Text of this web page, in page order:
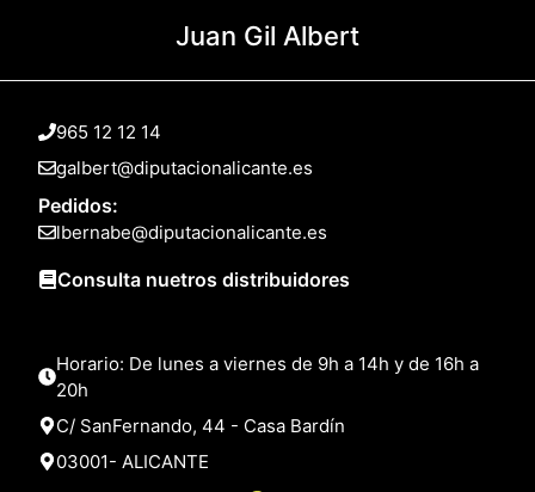
Juan Gil Albert
965 12 12 14
galbert@diputacionalicante.es
Pedidos:
lbernabe@diputacionalicante.es
Consulta nuetros distribuidores
Horario: De lunes a viernes de 9h a 14h y de 16h a
20h
C/ SanFernando, 44 - Casa Bardín
03001- ALICANTE